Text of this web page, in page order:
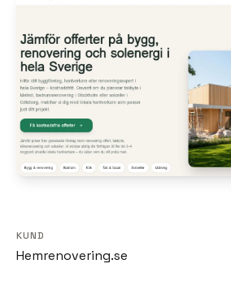
KUND
Hemrenovering.se